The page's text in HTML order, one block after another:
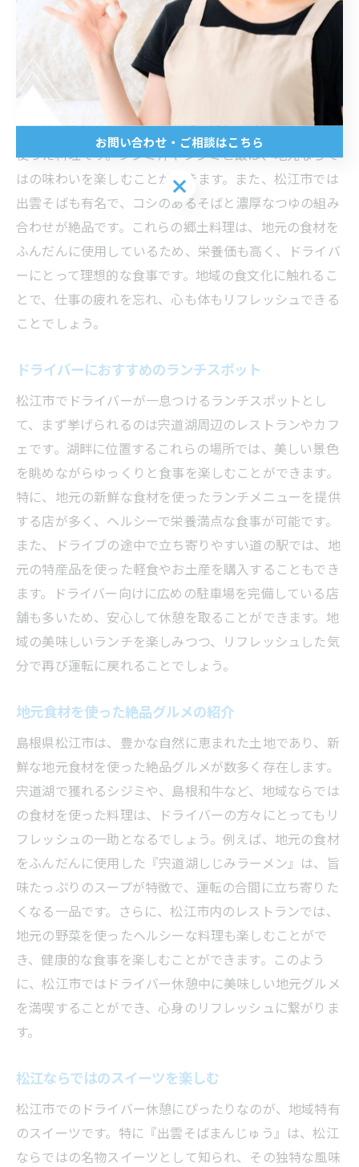
松江で味わうべき郷土料理とは
松江市はその自然の美しさだけでなく、豊かな食文化で
も知られています。ドライバーとして疲れた体を癒すた
めに、地元の郷土料理を味わうのはおすすめの方法で
す。特に注目すべきは、宍道湖で採れる新鮮なシジミを
使った料理です。シジミ汁やシジミご飯は、地元ならで
はの味わいを楽しむことができます。また、松江市では
出雲そばも有名で、コシのあるそばと濃厚なつゆの組み
合わせが絶品です。これらの郷土料理は、地元の食材を
ふんだんに使用しているため、栄養価も高く、ドライバ
ーにとって理想的な食事です。地域の食文化に触れるこ
とで、仕事の疲れを忘れ、心も体もリフレッシュできる
ことでしょう。
ドライバーにおすすめのランチスポット
松江市でドライバーが一息つけるランチスポットとし
て、まず挙げられるのは宍道湖周辺のレストランやカフ
ェです。湖畔に位置するこれらの場所では、美しい景色
を眺めながらゆっくりと食事を楽しむことができます。
特に、地元の新鮮な食材を使ったランチメニューを提供
する店が多く、ヘルシーで栄養満点な食事が可能です。
また、ドライブの途中で立ち寄りやすい道の駅では、地
元の特産品を使った軽食やお土産を購入することもでき
ます。ドライバー向けに広めの駐車場を完備している店
舗も多いため、安心して休憩を取ることができます。地
域の美味しいランチを楽しみつつ、リフレッシュした気
分で再び運転に戻れることでしょう。
地元食材を使った絶品グルメの紹介
島根県松江市は、豊かな自然に恵まれた土地であり、新
鮮な地元食材を使った絶品グルメが数多く存在します。
宍道湖で獲れるシジミや、島根和牛など、地域ならでは
の食材を使った料理は、ドライバーの方々にとってもリ
フレッシュの一助となるでしょう。例えば、地元の食材
をふんだんに使用した『宍道湖しじみラーメン』は、旨
味たっぷりのスープが特徴で、運転の合間に立ち寄りた
くなる一品です。さらに、松江市内のレストランでは、
地元の野菜を使ったヘルシーな料理も楽しむことがで
き、健康的な食事を楽しむことができます。このよう
に、松江市ではドライバー休憩中に美味しい地元グルメ
を満喫することができ、心身のリフレッシュに繋がりま
す。
松江ならではのスイーツを楽しむ
松江市でのドライバー休憩にぴったりなのが、地域特有
のスイーツです。特に『出雲そばまんじゅう』は、松江
ならではの名物スイーツとして知られ、その独特な風味
お問い合わせ・ご相談はこちら
お問い合わせ・ご相談はこちら